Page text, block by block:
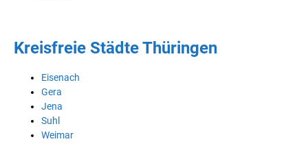
Kreisfreie Städte Thüringen
Eisenach
Gera
Jena
Suhl
Weimar